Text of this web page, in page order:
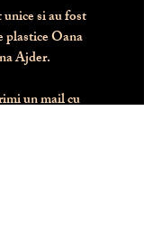
si au fost
plastice Oana
Ajder.
un mail cu